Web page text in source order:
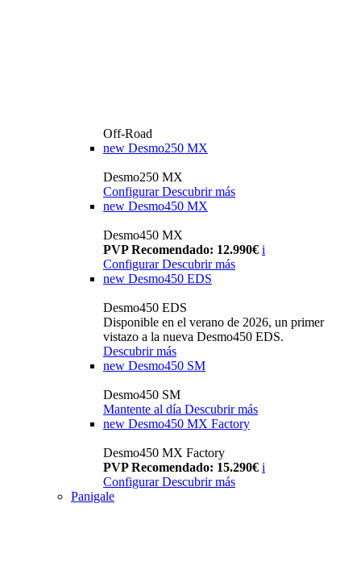
Off-Road
new Desmo250 MX
Desmo250 MX
Configurar Descubrir más
new Desmo450 MX
Desmo450 MX
PVP Recomendado: 12.990€ i
Configurar Descubrir más
new Desmo450 EDS
Desmo450 EDS
Disponible en el verano de 2026, un primer
vistazo a la nueva Desmo450 EDS.
Descubrir más
new Desmo450 SM
Desmo450 SM
Mantente al día Descubrir más
new Desmo450 MX Factory
Desmo450 MX Factory
PVP Recomendado: 15.290€ i
Configurar Descubrir más
Panigale